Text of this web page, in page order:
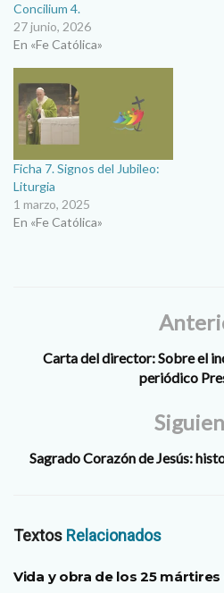
Concilium 4.
27 junio, 2026
En «Fe Católica»
Ficha 7. Signos del Jubileo:
Liturgia
1 marzo, 2025
En «Fe Católica»
Carta del director: Sobre el
periódico
Sagrado Corazón de Jesús:
Textos Relacionados
Vida y obra de los 25